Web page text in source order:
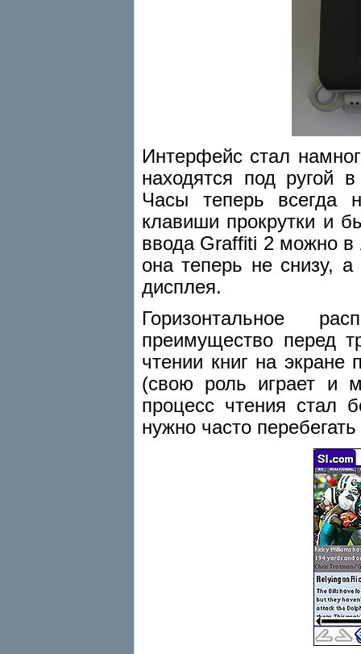
Интерфейс стал
находятся под ругой
Часы теперь всегда
клавиши прокрутки и
ввода Graffiti 2 можно в
она теперь не снизу, а
дисплея.
Горизонтальное
преимущество перед
чтении книг на
(свою роль играет и
процесс чтения стал
нужно часто